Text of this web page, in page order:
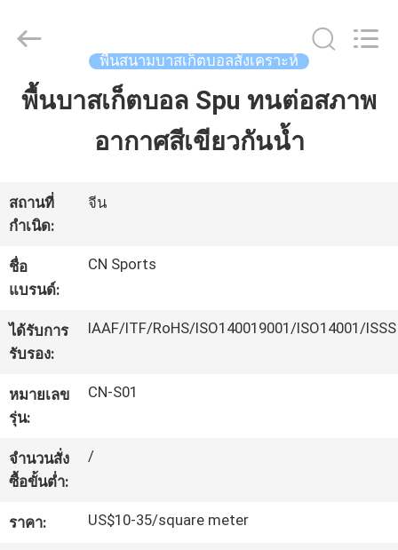
บ้าน
เกี่ยว
กับ
เรา
ทัวร์
โรงงาน
ควบคุม
คุณภาพ
Materials
Rights
Reserved.
พื้นสนามบาสเก็ตบอลสังเคราะห์
พื้นบาสเก็ตบอล Spu ทนต่อสภาพ
อากาศสีเขียวกันน้ำ
สถานที่
กำเนิด:
จีน
ชื่อ
แบรนด์:
CN Sports
ได้รับการ
รับรอง:
IAAF/ITF/RoHS/ISO140019001/ISO14001/ISSS
หมายเลข
รุ่น:
CN-S01
จำนวนสั่ง
ซื้อขั้นต่ำ:
/
ราคา: US$10-35/square meter